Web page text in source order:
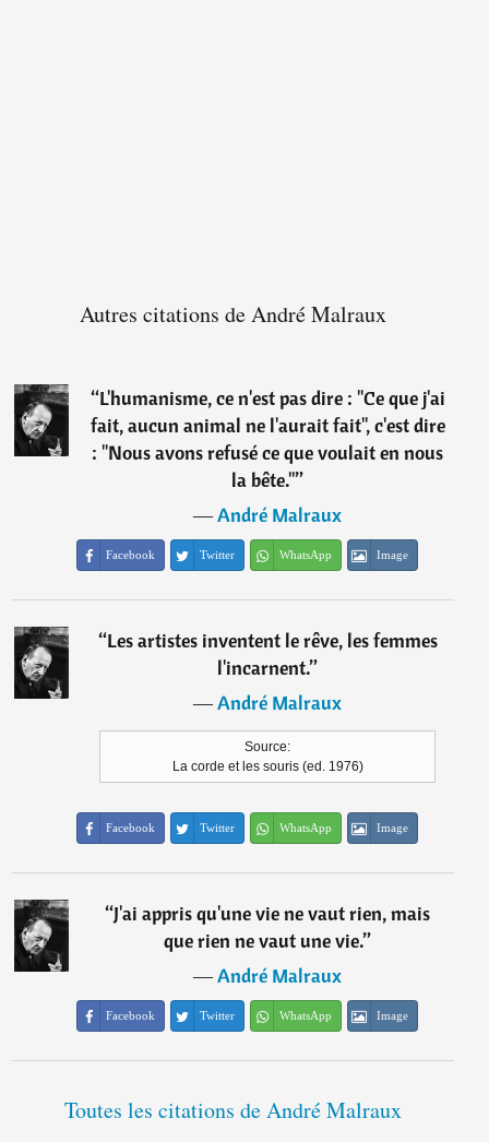
Autres citations de André Malraux
“L'humanisme, ce n'est pas dire : "Ce que j'ai
fait, aucun animal ne l'aurait fait", c'est dire
: "Nous avons refusé ce que voulait en nous
la bête."”
―André Malraux
Facebook Twitter WhatsApp Image
“Les artistes inventent le rêve, les femmes
l'incarnent.”
―André Malraux
Source:
La corde et les souris (ed. 1976)
Facebook Twitter WhatsApp Image
“J'ai appris qu'une vie ne vaut rien, mais
que rien ne vaut une vie.”
―André Malraux
Facebook Twitter WhatsApp Image
Toutes les citations de André Malraux